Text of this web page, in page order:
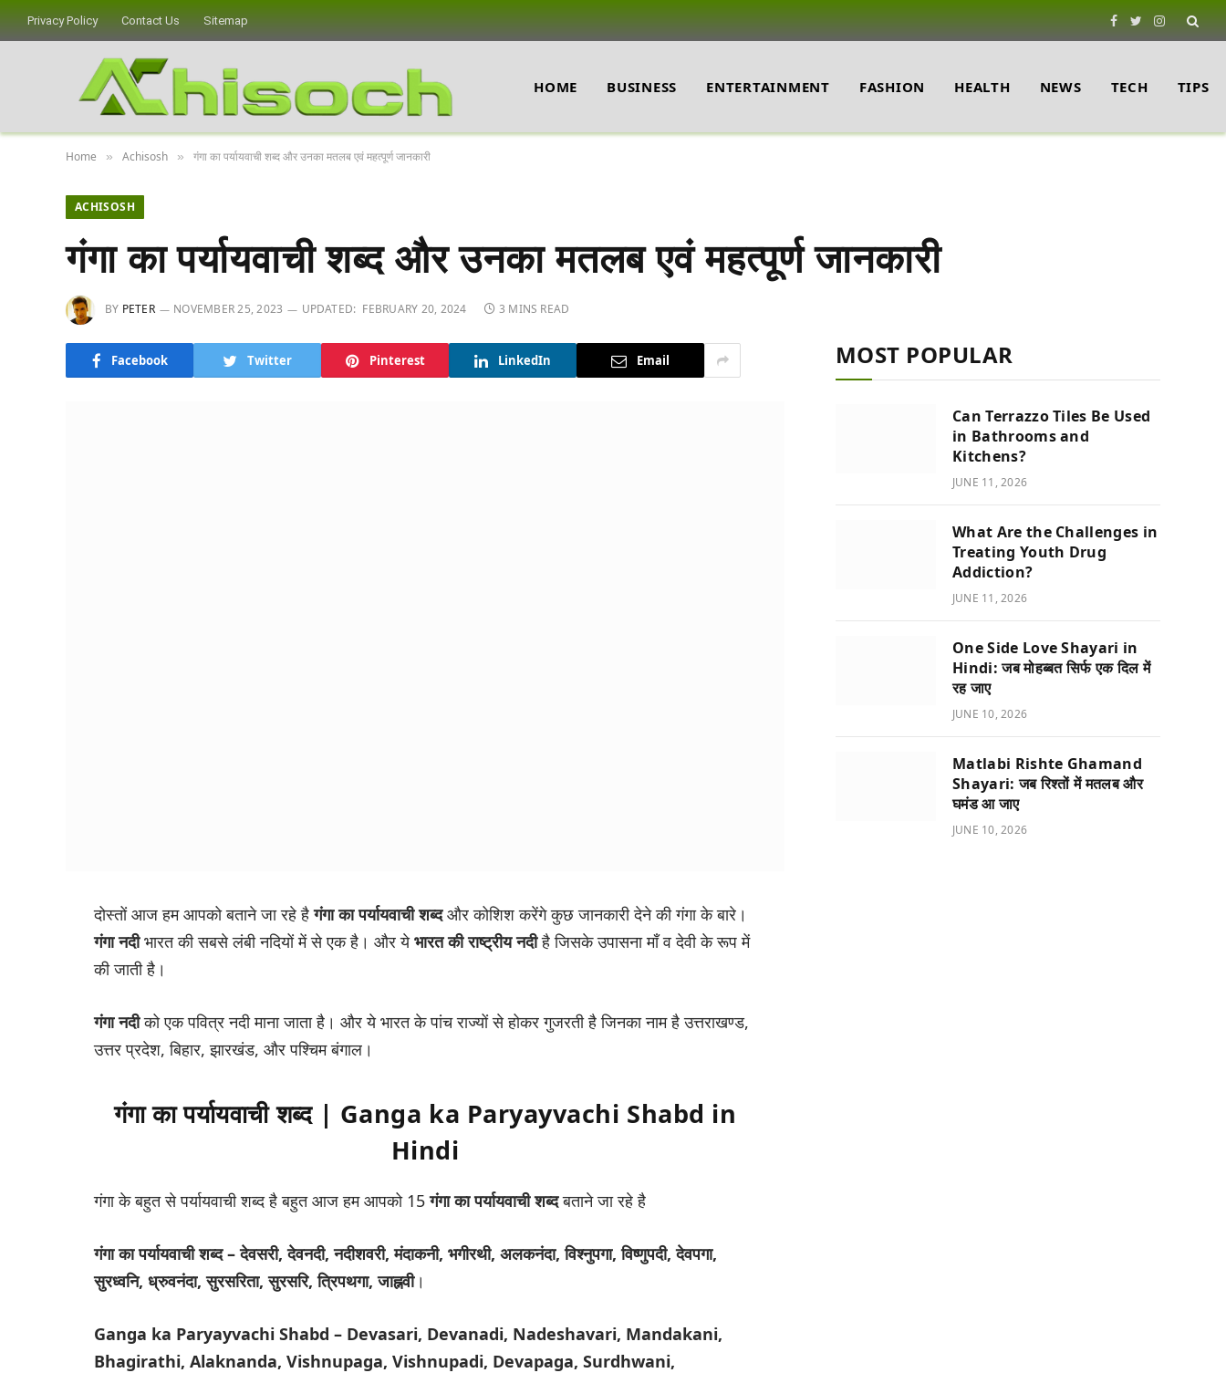
Privacy Policy Contact Us Sitemap Facebook
TwitterInstagram
HOME BUSINESS ENTERTAINMENT FASHION HEALTH NEWS TECH TIPS
Home » Achisosh » गंगा का पर्यायवाची शब्द और उनका मतलब एवं महत्पूर्ण जानकारी
ACHISOSH
गंगा का पर्यायवाची शब्द और उनका मतलब एवं महत्पूर्ण जानकारी
BY PETER NOVEMBER 25, 2023 UPDATED: FEBRUARY 20, 2024 3 MINS READ
Facebook Twitter Pinterest LinkedIn Email
दोस्तों आज हम आपको बताने जा रहे हैगंगा का पर्यायवाची शब्दऔर कोशिश करेंगे कुछ जानकारी देने की गंगा के बारे।
गंगा नदीभारत की सबसे लंबी नदियों में से एक है। और येभारत की राष्ट्रीय नदीहै जिसके उपासना माँ व देवी के रूप में
की जाती है।
गंगा नदीको एक पवित्र नदी माना जाता है। और ये भारत के पांच राज्यों से होकर गुजरती है जिनका नाम है उत्तराखण्ड,
उत्तर प्रदेश, बिहार, झारखंड, और पश्चिम बंगाल।
गंगा का पर्यायवाची शब्द| Ganga ka Paryayvachi Shabd in
Hindi
गंगा के बहुत से पर्यायवाची शब्द है बहुत आज हम आपको 15गंगा का पर्यायवाची शब्दबताने जा रहे है
गंगा का पर्यायवाची शब्द – देवसरी, देवनदी, नदीशवरी, मंदाकनी, भगीरथी, अलकनंदा, विश्नुपगा, विष्णुपदी, देवपगा,
सुरध्वनि, ध्रुवनंदा, सुरसरिता, सुरसरि, त्रिपथगा, जाह्नवी।
Ganga ka Paryayvachi Shabd – Devasari, Devanadi, Nadeshavari, Mandakani,
Bhagirathi, Alaknanda, Vishnupaga, Vishnupadi, Devapaga, Surdhwani,
MOST POPULAR
Can Terrazzo Tiles Be Used
in Bathrooms and
Kitchens?
JUNE 11, 2026
What Are the Challenges in
Treating Youth Drug
Addiction?
JUNE 11, 2026
One Side Love Shayari in
Hindi: जब मोहब्बत सिर्फ एक दिल में
रह जाए
JUNE 10, 2026
Matlabi Rishte Ghamand
Shayari: जब रिश्तों में मतलब और
घमंड आ जाए
JUNE 10, 2026